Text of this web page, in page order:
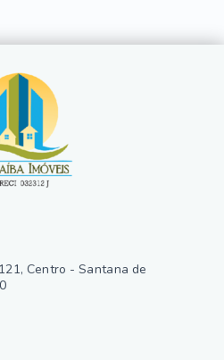
Centro - Santana de